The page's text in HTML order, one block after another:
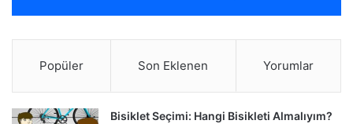
Popüler Son Eklenen Yorumlar
Bisiklet Seçimi: Hangi Bisikleti Almalıyım?